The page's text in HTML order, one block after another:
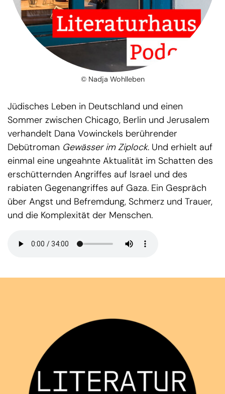
© Nadja Wohlleben
Jüdisches Leben in Deutschland und einen
Sommer zwischen Chicago, Berlin und Jerusalem
verhandelt Dana Vowinckels berührender
Debütroman Gewässer im Ziplock. Und erhielt auf
einmal eine ungeahnte Aktualität im Schatten des
erschütternden Angriffes auf Israel und des
rabiaten Gegenangriffes auf Gaza. Ein Gespräch
über Angst und Befremdung, Schmerz und Trauer,
und die Komplexität der Menschen.